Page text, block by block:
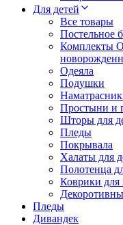
Для детей
Все товары
Постельное
Комплекты
Одеяла
Подушки
Простыни и
Шторы для
Пледы
Покрывала
Халаты для
Полотенца
Коврики для
Пледы
Дивандек